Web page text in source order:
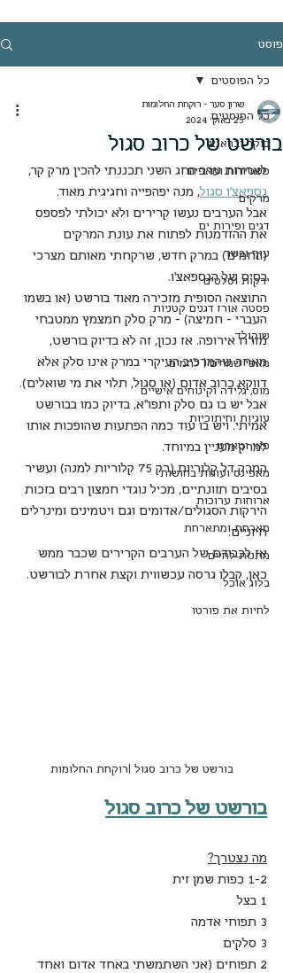
פוסט
כל הפוסטים
בוקר ובראנצ
פשטידות ומאפים
מרקים
דגים ופירות ים
עוף ובשר
ירקות וסלטים
פסטה אורז דגנים קטניות
שוקולד
מאפי שמרים | לחמים
מוס, גלידה וקינוחים אישיים
עוגיות וחיתוכיות
פאי וטארט
מאפינס ועוגות בחושות
ארוחות ערוכות
מארחת ומתארחת
מתנות לחיים
בלוג אוכל
לחיות את פורטו
כל הפוסטים
בורשט של כרוב סגול
שרון סער - רוקחת החלומות
25 באוק׳ 2024
לארוחת ערב החג השני תכננתי להכין מרק קר,
גספאצ'ו סגול, מנה יפהפייה וחגיגית מאוד.
אבל הערבים נעשו קרירים ולא יכולתי לפספס
את ההזדמנות לפתוח את עונת המרקים
(החמים) במרק חדש, שרקחתי מאותם מצרכי
בסיס של הגספאצ'ו.
התוצאה הסופית מזכירה מאוד בורשט (או בשמו
העברי - חמיצה) - מרק סלק חמצמץ ממטבחי
מזרח אירופה. אז נכון, זה לא בדיוק בורשט,
מאחר שהמרכיב העיקרי במרק אינו סלק אלא
דווקא כרוב אדום (או סגול, תלוי את מי שואלים).
אבל יש בו גם סלק ותפו"א, בדיוק כמו בבורשט
אמיתי. ויש בו עוד כמה הפתעות שהופכות אותו
למרק מעניין במיוחד.
המרק דל קלוריות (רק 75 קלוריות למנה) ועשיר
בסיבים תזונתיים, מכיל נוגדי חמצון רבים בזכות
הירקות הסגולים/אדומים וגם ויטמינים ומינרלים
חיוניים.
אז לכבודם של הערבים הקרירים שכבר ממש
כאן, קבלו גרסה עכשווית וקצת אחרת לבורשט.
בורשט של כרוב סגול |רוקחת החלומות
בורשט של כרוב סגול
מה נצטרך?
1-2 כפות שמן זית
1 בצל
3 תפוחי אדמה
3 סלקים
2 תפוחים (אני השתמשתי באחד אדום ואחד